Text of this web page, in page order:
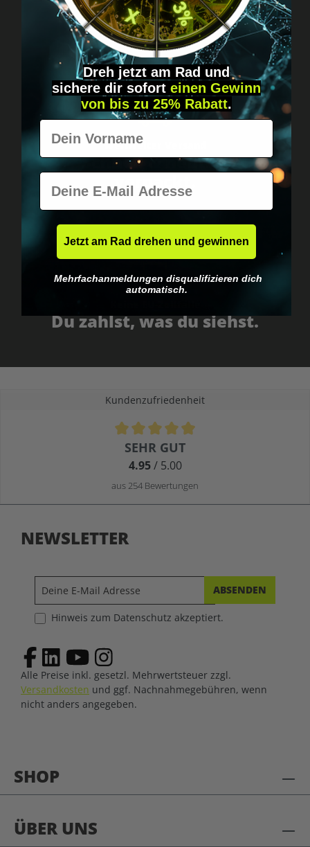
persönlich.
Weltweiter Versand
Schnell & neutral
verpackt.
Du zahlst, was du siehst.
Kundenzufriedenheit
Durchschnittliche Bewertung von 4.9 von 5 Sternen
SEHR GUT
4.95/ 5.00
aus 254 Bewertungen
SHOP
ÜBER UNS
NEWSLETTER
ABSENDEN
Hinweis zum Datenschutz akzeptiert.
Alle Preise inkl. gesetzl. Mehrwertsteuer zzgl.
Versandkosten und ggf. Nachnahmegebühren, wenn
nicht anders angegeben.
Dreh jetzt am Rad und
sichere dir sofort einen Gewinn
von bis zu 25% Rabatt.
Vorname
E-Mail
Jetzt am Rad drehen und gewinnen
Mehrfachanmeldungen disqualifizieren dich
automatisch.